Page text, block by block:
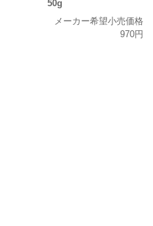
50g
メーカー希望小売価格
970円